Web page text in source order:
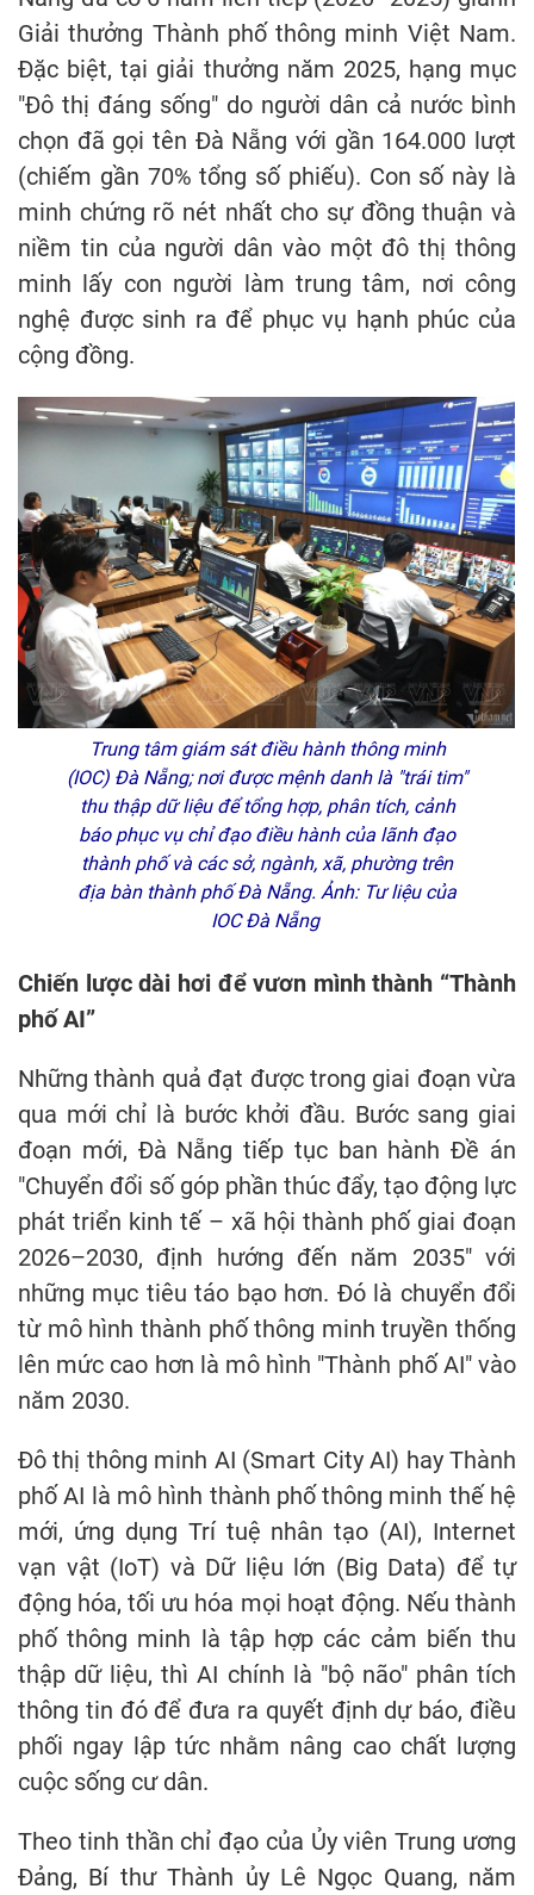
Giải thưởng Thành phố thông minh Việt Nam.
Đặc biệt, tại giải thưởng năm 2025, hạng mục
"Đô thị đáng sống" do người dân cả nước bình
chọn đã gọi tên Đà Nẵng với gần 164.000 lượt
(chiếm gần 70% tổng số phiếu). Con số này là
minh chứng rõ nét nhất cho sự đồng thuận và
niềm tin của người dân vào một đô thị thông
minh lấy con người làm trung tâm, nơi công
nghệ được sinh ra để phục vụ hạnh phúc của
cộng đồng.
Trung tâm giám sát điều hành thông minh
(IOC) Đà Nẵng; nơi được mệnh danh là "trái tim"
thu thập dữ liệu để tổng hợp, phân tích, cảnh
báo phục vụ chỉ đạo điều hành của lãnh đạo
thành phố và các sở, ngành, xã, phường trên
địa bàn thành phố Đà Nẵng. Ảnh: Tư liệu của
IOC Đà Nẵng
Chiến lược dài hơi để vươn mình thành “Thành
phố AI”
Những thành quả đạt được trong giai đoạn vừa
qua mới chỉ là bước khởi đầu. Bước sang giai
đoạn mới, Đà Nẵng tiếp tục ban hành Đề án
"Chuyển đổi số góp phần thúc đẩy, tạo động lực
phát triển kinh tế – xã hội thành phố giai đoạn
2026–2030, định hướng đến năm 2035" với
những mục tiêu táo bạo hơn. Đó là chuyển đổi
từ mô hình thành phố thông minh truyền thống
lên mức cao hơn là mô hình "Thành phố AI" vào
năm 2030.
Đô thị thông minh AI (Smart City AI) hay Thành
phố AI là mô hình thành phố thông minh thế hệ
mới, ứng dụng Trí tuệ nhân tạo (AI), Internet
vạn vật (IoT) và Dữ liệu lớn (Big Data) để tự
động hóa, tối ưu hóa mọi hoạt động. Nếu thành
phố thông minh là tập hợp các cảm biến thu
thập dữ liệu, thì AI chính là "bộ não" phân tích
thông tin đó để đưa ra quyết định dự báo, điều
phối ngay lập tức nhằm nâng cao chất lượng
cuộc sống cư dân.
Theo tinh thần chỉ đạo của Ủy viên Trung ương
Đảng, Bí thư Thành ủy Lê Ngọc Quang, năm